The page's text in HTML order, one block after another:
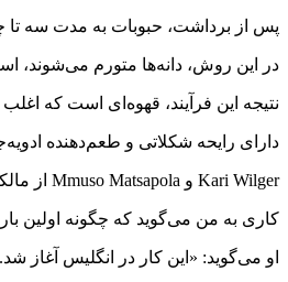
پس از برداشت، حبوبات به مدت سه تا
در این روش، دانه‌ها متورم می‌شوند،
نتیجه این فرآیند، قهوه‌ای است که
دارای رایحه شکلاتی و طعم‌دهنده
Kari Wilger و Mmuso Matsapola از مالکان مشترک The Cuff Mafia در لوئیزویل، کنتاکی سال گذشته Monsoon Malabar را به لیست پیشنهادهای خود معرفی کردند.
کاری به من می‌گوید که چگونه اولین
او می‌گوید: «این کار در انگلیس آغاز